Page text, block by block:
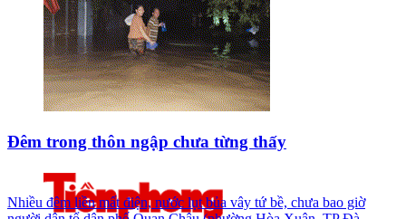
Đêm trong thôn ngập chưa từng thấy
Nhiều đêm liền mất điện, nước lụt bủa vây tứ bề, chưa bao giờ